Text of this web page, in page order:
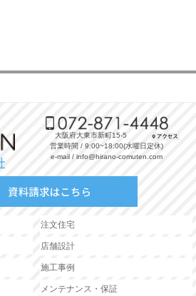
大阪府大東市新町15-5
営業時間 / 9:00~18:00(水曜日定休)
e-mail / info@hirano-comuten.com
注文住宅
店舗設計
施工事例
メンテナンス・保証